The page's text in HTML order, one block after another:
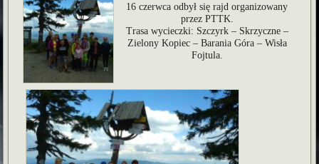
16 czerwca odbył się rajd organizowany
przez PTTK.
Trasa wycieczki: Szczyrk – Skrzyczne –
Zielony Kopiec – Barania Góra – Wisła
Fojtula.